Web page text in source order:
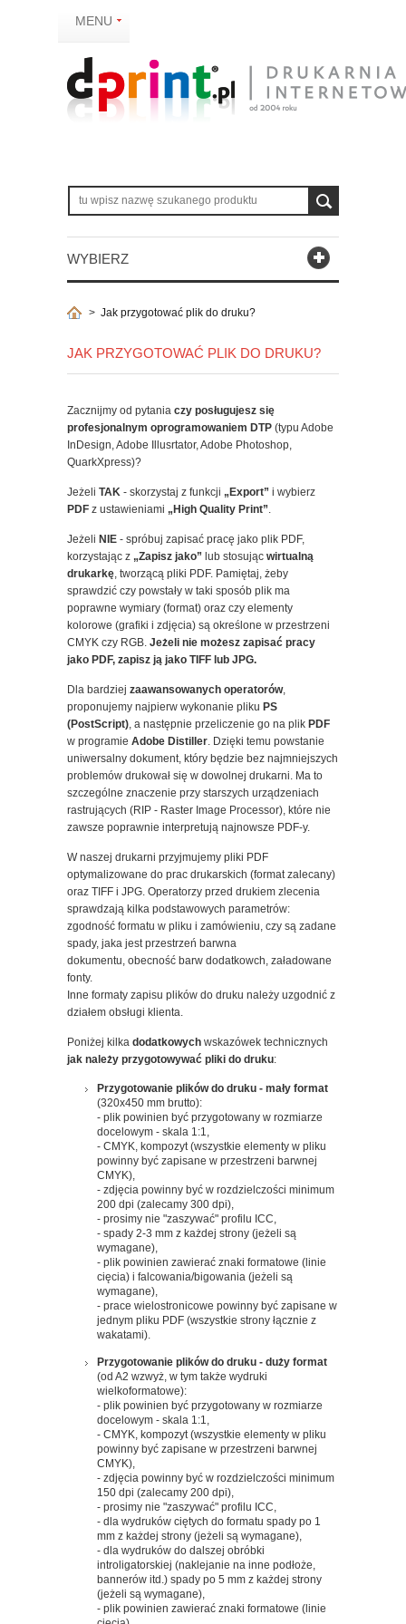
MENU
WYBIERZ
> Jak przygotować plik do druku?
JAK PRZYGOTOWAĆ PLIK DO DRUKU?
Zacznijmy od pytania czy posługujesz się
profesjonalnym oprogramowaniem DTP (typu Adobe
InDesign, Adobe Illusrtator, Adobe Photoshop,
QuarkXpress)?
Jeżeli TAK - skorzystaj z funkcji „Export” i wybierz
PDF z ustawieniami „High Quality Print”.
Jeżeli NIE - spróbuj zapisać pracę jako plik PDF,
korzystając z „Zapisz jako” lub stosując wirtualną
drukarkę, tworzącą pliki PDF. Pamiętaj, żeby
sprawdzić czy powstały w taki sposób plik ma
poprawne wymiary (format) oraz czy elementy
kolorowe (grafiki i zdjęcia) są określone w przestrzeni
CMYK czy RGB. Jeżeli nie możesz zapisać pracy
jako PDF, zapisz ją jako TIFF lub JPG.
Dla bardziej zaawansowanych operatorów,
proponujemy najpierw wykonanie pliku PS
(PostScript), a następnie przeliczenie go na plik PDF
w programie Adobe Distiller. Dzięki temu powstanie
uniwersalny dokument, który będzie bez najmniejszych
problemów drukował się w dowolnej drukarni. Ma to
szczególne znaczenie przy starszych urządzeniach
rastrujących (RIP - Raster Image Processor), które nie
zawsze poprawnie interpretują najnowsze PDF-y.
W naszej drukarni przyjmujemy pliki PDF
optymalizowane do prac drukarskich (format zalecany)
oraz TIFF i JPG. Operatorzy przed drukiem zlecenia
sprawdzają kilka podstawowych parametrów:
zgodność formatu w pliku i zamówieniu, czy są zadane
spady, jaka jest przestrzeń barwna
dokumentu, obecność barw dodatkowch, załadowane
fonty.
Inne formaty zapisu plików do druku należy uzgodnić z
działem obsługi klienta.
Poniżej kilka dodatkowych wskazówek technicznych
jak należy przygotowywać pliki do druku:
Przygotowanie plików do druku - mały format
(320x450 mm brutto):
- plik powinien być przygotowany w rozmiarze
docelowym - skala 1:1,
- CMYK, kompozyt (wszystkie elementy w pliku
powinny być zapisane w przestrzeni barwnej
CMYK),
- zdjęcia powinny być w rozdzielczości minimum
200 dpi (zalecamy 300 dpi),
- prosimy nie "zaszywać" profilu ICC,
- spady 2-3 mm z każdej strony (jeżeli są
wymagane),
- plik powinien zawierać znaki formatowe (linie
cięcia) i falcowania/bigowania (jeżeli są
wymagane),
- prace wielostronicowe powinny być zapisane w
jednym pliku PDF (wszystkie strony łącznie z
wakatami).
Przygotowanie plików do druku - duży format
(od A2 wzwyż, w tym także wydruki
wielkoformatowe):
- plik powinien być przygotowany w rozmiarze
docelowym - skala 1:1,
- CMYK, kompozyt (wszystkie elementy w pliku
powinny być zapisane w przestrzeni barwnej
CMYK),
- zdjęcia powinny być w rozdzielczości minimum
150 dpi (zalecamy 200 dpi),
- prosimy nie "zaszywać" profilu ICC,
- dla wydruków ciętych do formatu spady po 1
mm z każdej strony (jeżeli są wymagane),
- dla wydruków do dalszej obróbki
introligatorskiej (naklejanie na inne podłoże,
bannerów itd.) spady po 5 mm z każdej strony
(jeżeli są wymagane),
- plik powinien zawierać znaki formatowe (linie